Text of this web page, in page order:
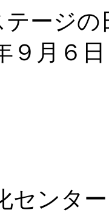
ージの
９月６
センタ